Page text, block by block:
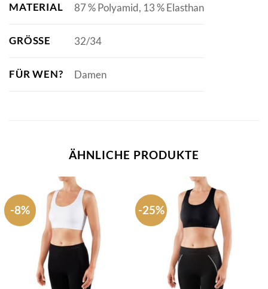
MATERIAL 87 % Polyamid, 13 % Elasthan
GRÖSSE 32/34
FÜR WEN? Damen
ÄHNLICHE PRODUKTE
-8% -25%